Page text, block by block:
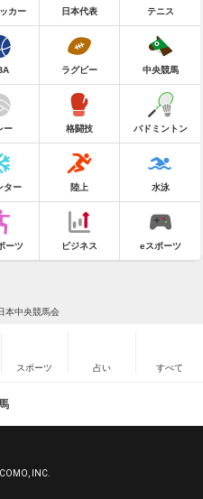
カー 日本代表 テニス
ラグビー 中央競馬
ー 格闘技 バドミントン
ター 陸上 水泳
ーツ ビジネス eスポーツ
本中央競馬会
スポーツ 占い すべて
INC.